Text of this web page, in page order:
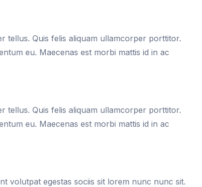
tellus. Quis felis aliquam ullamcorper porttitor.
eu. Maecenas est morbi mattis id in ac
tellus. Quis felis aliquam ullamcorper porttitor.
eu. Maecenas est morbi mattis id in ac
volutpat egestas sociis sit lorem nunc nunc sit.